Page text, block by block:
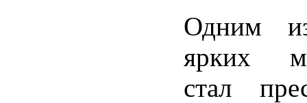
Одним
ярких
стал